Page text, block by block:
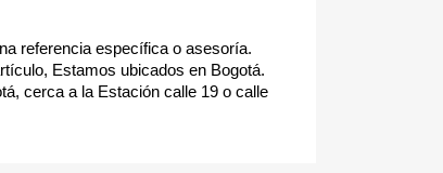
referencia específica o asesoría.
Estamos ubicados en Bogotá.
cerca a la Estación calle 19 o calle